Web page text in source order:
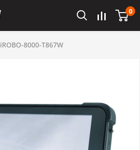
0
iROBO-8000-T867W